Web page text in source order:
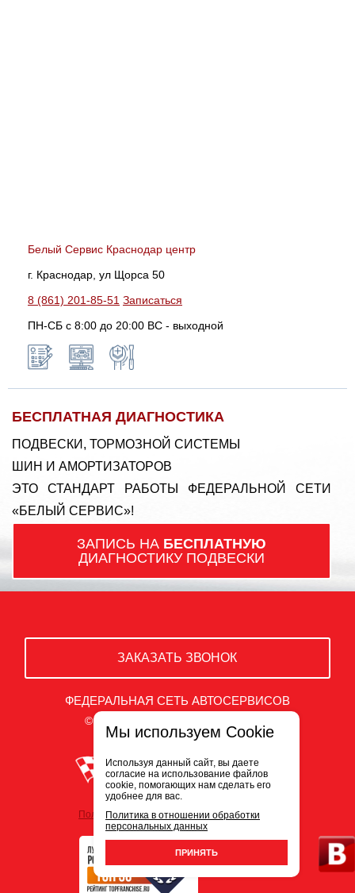
Белый Сервис Краснодар центр
г. Краснодар, ул Щорса 50
8 (861) 201-85-51 Записаться
ПН-СБ с 8:00 до 20:00 ВС - выходной
БЕСПЛАТНАЯ ДИАГНОСТИКА
ПОДВЕСКИ, ТОРМОЗНОЙ СИСТЕМЫ
ШИН И АМОРТИЗАТОРОВ
ЭТО СТАНДАРТ РАБОТЫ ФЕДЕРАЛЬНОЙ СЕТИ
«БЕЛЫЙ СЕРВИС»!
ЗАПИСЬ НА БЕСПЛАТНУЮ
ДИАГНОСТИКУ ПОДВЕСКИ
ЗАКАЗАТЬ ЗВОНОК
ФЕДЕРАЛЬНАЯ СЕТЬ АВТОСЕРВИСОВ
© ООО «Белый Сервис» 2009-2026
Политика обработки персональных данных
Мы используем Cookie
Используя данный сайт, вы даете
согласие на использование файлов
cookie, помогающих нам сделать его
удобнее для вас.
Политика в отношении обработки
персональных данных
ПРИНЯТЬ